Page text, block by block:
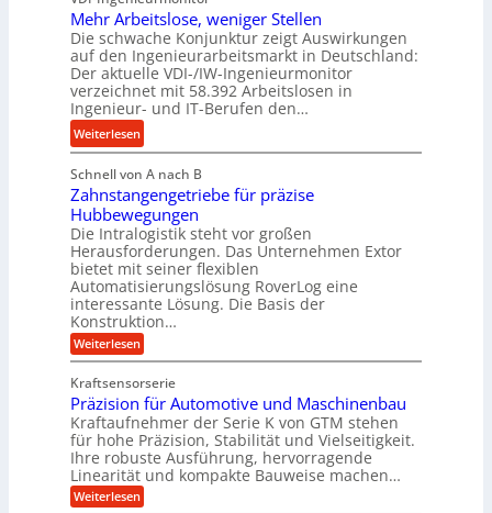
z
e
s
s
n
d
H
y
d
r
a
l
i
k
i
m
V
e
r
g
e
c
h
d
l
a
n
g
e
b
i
g
e
K
u
g
e
l
g
e
w
i
n
d
e
t
o
n
e
s
s
t
e
e
r
t
U
m
s
a
t
u
n
d
A
u
f
Mehr Arbeitslose, weniger Stellen
Die schwache Konjunktur zeigt Auswirkungen
auf den Ingenieurarbeitsmarkt in Deutschland:
Der aktuelle VDI-/IW-Ingenieurmonitor
verzeichnet mit 58.392 Arbeitslosen in
Ingenieur- und IT-Berufen den…
Weiterlesen:
M
e
h
r
A
r
b
e
i
t
s
l
o
s
e
,
w
e
Schnell von A nach B
Zahnstangengetriebe für präzise
Hubbewegungen
Die Intralogistik steht vor großen
Herausforderungen. Das Unternehmen Extor
bietet mit seiner flexiblen
Automatisierungslösung RoverLog eine
interessante Lösung. Die Basis der
Konstruktion…
Weiterlesen:
Z
h
n
s
t
a
n
g
e
Kraftsensorserie
Präzision für Automotive und Maschinenbau
Kraftaufnehmer der Serie K von GTM stehen
für hohe Präzision, Stabilität und Vielseitigkeit.
Ihre robuste Ausführung, hervorragende
Linearität und kompakte Bauweise machen…
Weiterlesen: